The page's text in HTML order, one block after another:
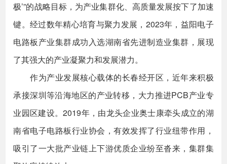
极’”的战略目标，为产业集群化、高质量发展按下了加速
键。经过数年精心培育与聚力发展，2023年，益阳电子
电路板产业集群成功入选湖南省先进制造业集群，展现
了其强大的产业凝聚力和发展潜力。
作为产业发展核心载体的长春经开区，近年来积极
承接深圳等沿海地区的产业转移，大力推进PCB产业专
业园区建设。2019年，由龙头企业奥士康牵头成立的湖
南省电子电路板行业协会，有效发挥了行业纽带作用，
吸引了一大批产业链上下游优质企业纷至沓来，集群集